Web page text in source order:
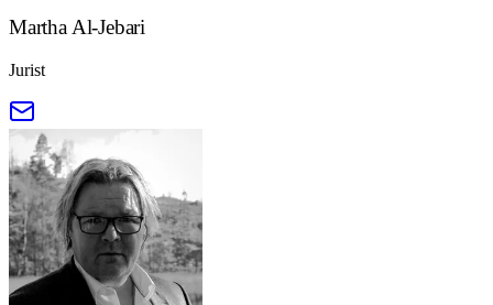
Martha Al-Jebari
Jurist